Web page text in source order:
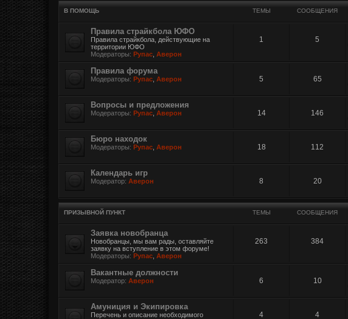
В ПОМОЩЬ ТЕМЫ СООБЩЕНИЯ
Правила страйкбола ЮФО
Правила страйкбола, действующие на
территории ЮФО
Модераторы: Рупас Аверон
1 5
Правила форума
Модераторы: Рупас Аверон 5 65
Вопросы и предложения
Модераторы: Рупас Аверон 14 146
Бюро находок
Модераторы: Рупас Аверон 18 112
Календарь игр
Модератор: Аверон 8 20
ПРИЗЫВНОЙ ПУНКТ ТЕМЫ СООБЩЕНИЯ
Заявка новобранца
Новобранцы, мы вам рады, оставляйте
заявку на вступление в этом форуме!
Модераторы: Рупас Аверон
263 384
Вакантные должности
Модератор: Аверон 6 10
Амуниция и Экипировка
Перечень и описание необходимого
4 4